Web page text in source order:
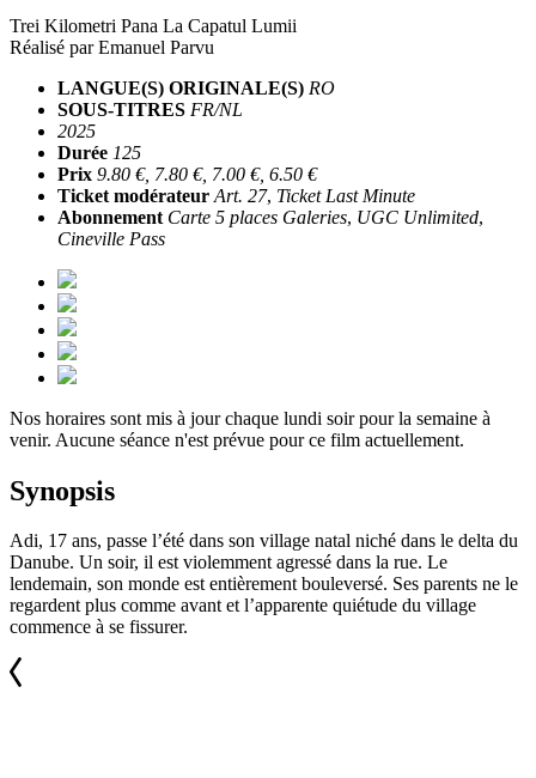
Trei Kilometri Pana La Capatul Lumii
Réalisé parEmanuel Parvu
LANGUE(S) ORIGINALE(S) RO
SOUS-TITRES FR/NL
2025
Durée 125
Prix 9.80 €, 7.80 €, 7.00 €, 6.50 €
Ticket modérateur Art. 27, Ticket Last Minute
Abonnement Carte 5 places Galeries, UGC Unlimited,
Cineville Pass
Nos horaires sont mis à jour chaque lundi soir pour la semaine à
venir. Aucune séance n'est prévue pour ce film actuellement.
Synopsis
Adi, 17 ans, passe l’été dans son village natal niché dans le delta du
Danube. Un soir, il est violemment agressé dans la rue. Le
lendemain, son monde est entièrement bouleversé. Ses parents ne le
regardent plus comme avant et l’apparente quiétude du village
commence à se fissurer.